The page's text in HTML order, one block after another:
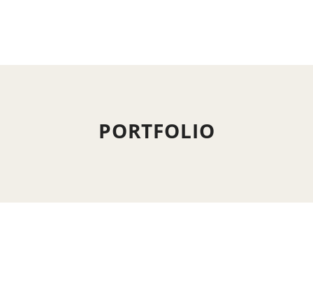
PORTFOLIO